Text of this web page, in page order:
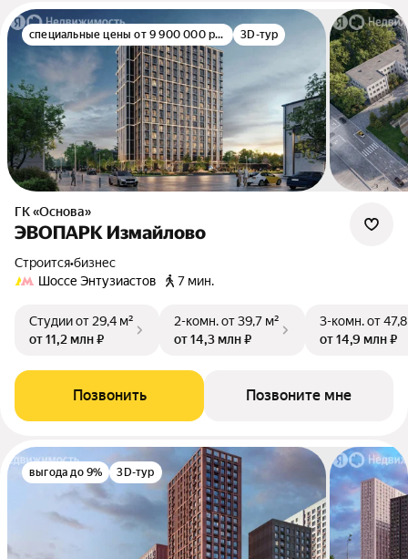
специальные цены от 9 900 000 руб. 3D-тур
ГК «Основа»
ЭВОПАРК Измайлово
Строится•бизнес
Шоссе Энтузиастов
7 мин.
Студииот 29,4 м²
от 11,2 млн ₽
2-комн.от 39,7 м²
от 14,3 млн ₽
3-комн.от
от 14,9 млн ₽
Позвонить Позвоните мне
выгода до 9% 3D-тур